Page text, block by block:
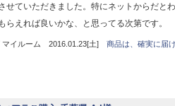
せていただきました。特にネットからだと
らえれば良いかな、と思ってる次第です。
マイルーム 2016.01.23[土] 商品は、確実に届